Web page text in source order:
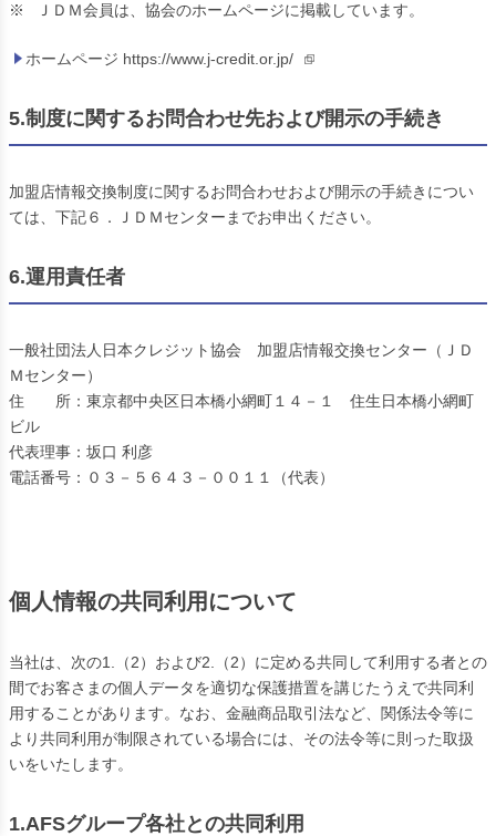
※ ＪＤＭ会員は、協会のホームページに掲載しています。
ホームページ https://www.j-credit.or.jp/
5.制度に関するお問合わせ先および開示の手続き
加盟店情報交換制度に関するお問合わせおよび開示の手続きについ
ては、下記６．ＪＤＭセンターまでお申出ください。
6.運用責任者
一般社団法人日本クレジット協会 加盟店情報交換センター（ＪＤ
Ｍセンター）
住 所：東京都中央区日本橋小網町１４－１ 住生日本橋小網町
ビル
代表理事：坂口 利彦
電話番号：０３－５６４３－００１１（代表）
個人情報の共同利用について
当社は、次の1.（2）および2.（2）に定める共同して利用する者との
間でお客さまの個人データを適切な保護措置を講じたうえで共同利
用することがあります。なお、金融商品取引法など、関係法令等に
より共同利用が制限されている場合には、その法令等に則った取扱
いをいたします。
1.AFSグループ各社との共同利用